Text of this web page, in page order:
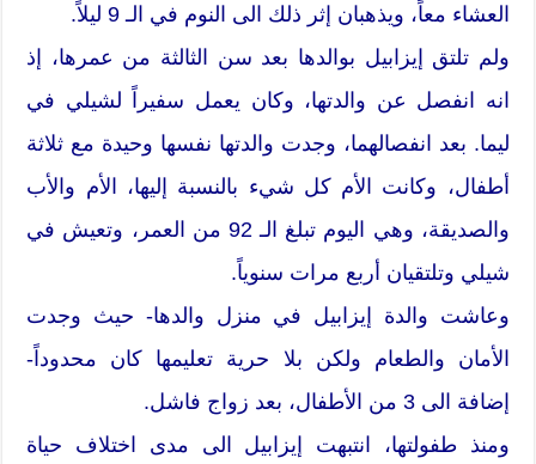
العشاء معاً، ويذهبان إثر ذلك الى النوم في الـ 9 ليلاً.
ولم تلتق إيزابيل بوالدها بعد سن الثالثة من عمرها، إذ
انه انفصل عن والدتها، وكان يعمل سفيراً لشيلي في
ليما. بعد انفصالهما، وجدت والدتها نفسها وحيدة مع ثلاثة
أطفال، وكانت الأم كل شيء بالنسبة إليها، الأم والأب
والصديقة، وهي اليوم تبلغ الـ 92 من العمر، وتعيش في
شيلي وتلتقيان أربع مرات سنوياً.
وعاشت والدة إيزابيل في منزل والدها- حيث وجدت
الأمان والطعام ولكن بلا حرية تعليمها كان محدوداً-
إضافة الى 3 من الأطفال، بعد زواج فاشل.
ومنذ طفولتها، انتبهت إيزابيل الى مدى اختلاف حياة